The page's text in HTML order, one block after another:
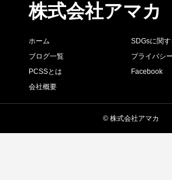
株式会社アマカ
ホーム
ブログ一覧
PCSSとは
会社概要
SDGsに関
プライバシ
Facebook
© 株式会社アマカ